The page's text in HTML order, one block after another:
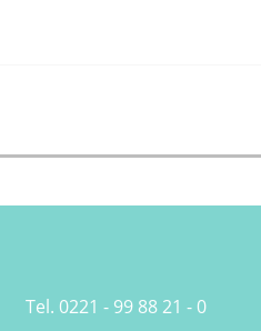
Tel. 0221 - 99 88 21 - 0